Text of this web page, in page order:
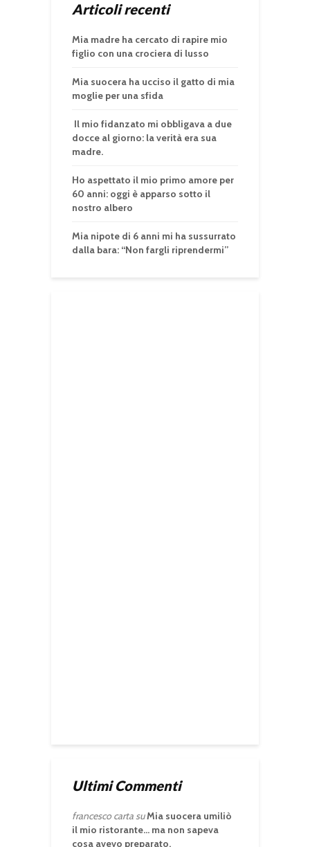
Articoli recenti
Mia madre ha cercato di rapire mio
figlio con una crociera di lusso
Mia suocera ha ucciso il gatto di mia
moglie per una sfida
Il mio fidanzato mi obbligava a due
docce al giorno: la verità era sua
madre.
Ho aspettato il mio primo amore per
60 anni: oggi è apparso sotto il
nostro albero
Mia nipote di 6 anni mi ha sussurrato
dalla bara: “Non fargli riprendermi”
Ultimi Commenti
francesco cartasuMia suocera umiliò
il mio ristorante… ma non sapeva
cosa avevo preparato.